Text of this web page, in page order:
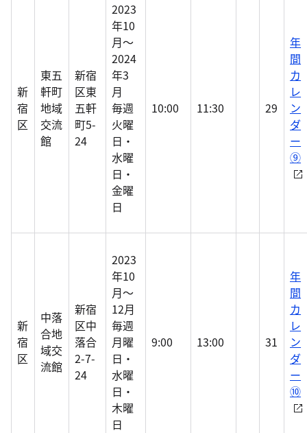
新
宿
区
東五
軒町
地域
交流
館
新宿
区東
五軒
町5-
24
2023
年10
月～
2024
年3
月
毎週
火曜
日・
水曜
日・
金曜
日
10:00 11:30 29
年
間
カ
レ
ン
ダ
ー
⑨
新
宿
区
中落
合地
域交
流館
新宿
区中
落合
2-7-
24
2023
年10
月～
12月
毎週
月曜
日・
水曜
日・
木曜
日
9:00 13:00 31
年
間
カ
レ
ン
ダ
ー
⑩